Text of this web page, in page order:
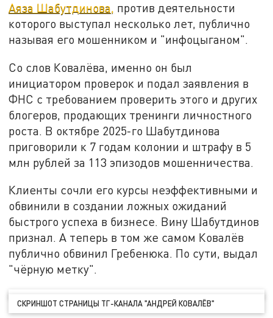
Аяза Шабутдинова, против деятельности
которого выступал несколько лет, публично
называя его мошенником и "инфоцыганом".
Со слов Ковалёва, именно он был
инициатором проверок и подал заявления в
ФНС с требованием проверить этого и других
блогеров, продающих тренинги личностного
роста. В октябре 2025-го Шабутдинова
приговорили к 7 годам колонии и штрафу в 5
млн рублей за 113 эпизодов мошенничества.
Клиенты сочли его курсы неэффективными и
обвинили в создании ложных ожиданий
быстрого успеха в бизнесе. Вину Шабутдинов
признал. А теперь в том же самом Ковалёв
публично обвинил Гребенюка. По сути, выдал
"чёрную метку".
СКРИНШОТ СТРАНИЦЫ ТГ-КАНАЛА "АНДРЕЙ КОВАЛЁВ"